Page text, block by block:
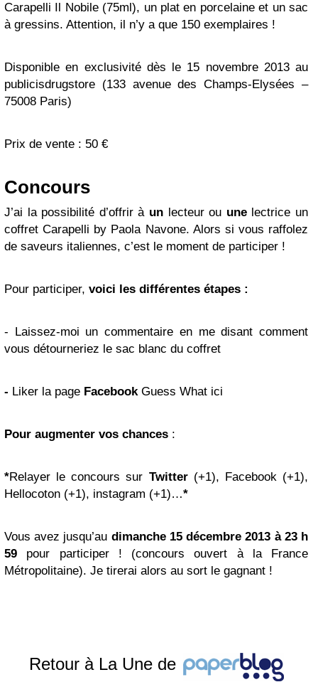
Carapelli Il Nobile (75ml), un plat en porcelaine et un sac
à gressins. Attention, il n’y a que 150 exemplaires !
Disponible en exclusivité dès le 15 novembre 2013au
publicisdrugstore (133 avenue des Champs-Elysées –
75008 Paris)
Prix de vente : 50 €
Concours
J’ai la possibilité d’offrir à un lecteur ou unelectrice un
coffret Carapelli by Paola Navone. Alors si vous raffolez
de saveurs italiennes, c’est le moment de participer !
Pour participer, voici les différentes étapes :
- Laissez-moi un commentaire en me disant comment
vous détourneriez le sac blanc du coffret
- Liker la page FacebookGuess What ici
Pour augmenter vos chances :
*Relayer le concours sur Twitter(+1), Facebook (+1),
Hellocoton (+1), instagram (+1)…*
Vous avez jusqu’au dimanche 15 décembre 2013 à 23 h
59 pour participer ! (concours ouvert à la France
Métropolitaine). Je tirerai alors au sort le gagnant !
Retour à La Une de